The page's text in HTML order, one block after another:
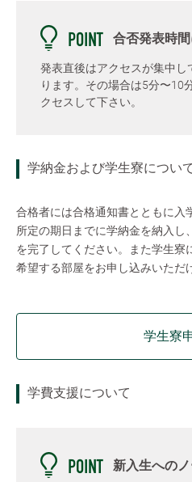
合否発表時
発表直後はアクセスが集中し
ります。その場合は5分〜10
クセスして下さい。
学納金および学生寮につい
合格者には合格通知書とともに入
所定の期日までに学納金を納入し
を完了してください。また学生寮
希望する部屋をお申し込みいただ
学生寮
学費支援について
新入生への